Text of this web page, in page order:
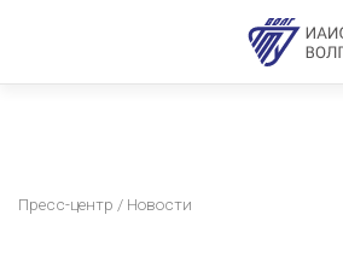
Пресс-центр / Новости